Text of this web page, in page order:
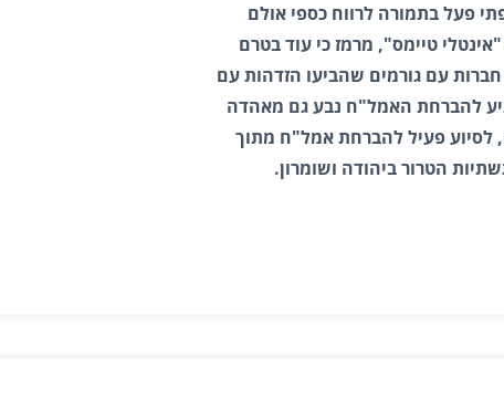
פעל בתמורה לרווח כספי אולם
טיימס", מרמז כי עוד בטרם
עם גורמים שהביעו הזדהות עם
להברחת האמל"ח נבע גם מאהדה
לסיוע פעיל להברחת אמל"ח מתוך
הטרור ביהודה ושומרון.